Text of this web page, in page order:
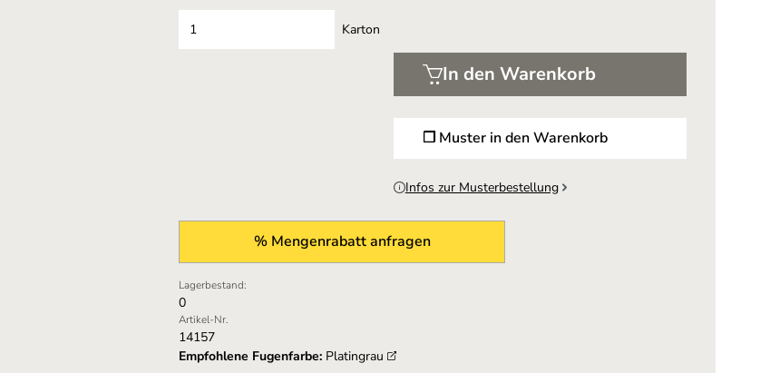
Karton
In den Warenkorb
% Mengenrabatt anfragen
❐ Muster in den Warenkorb
Infos zur Musterbestellung
Lagerbestand:
0
Artikel-Nr.
14157
Empfohlene Fugenfarbe: Platingrau